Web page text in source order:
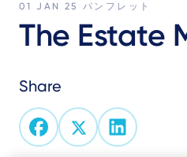
01 JAN 25パンフレット
The Estate
Share